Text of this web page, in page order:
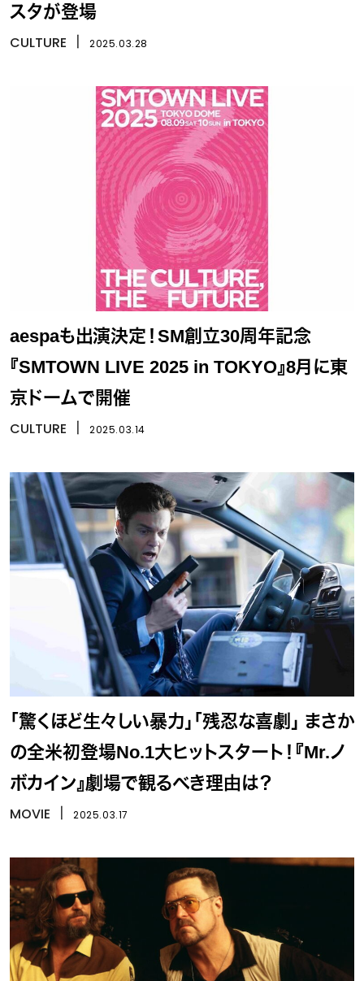
スタが登場
CULTURE 2025.03.28
aespaも出演決定！SM創立30周年記念
『SMTOWN LIVE 2025 in TOKYO』8月に東
京ドームで開催
CULTURE 2025.03.14
「驚くほど生々しい暴力」「残忍な喜劇」 まさか
の全米初登場No.1大ヒットスタート！『Mr.ノ
ボカイン』劇場で観るべき理由は？
MOVIE 2025.03.17